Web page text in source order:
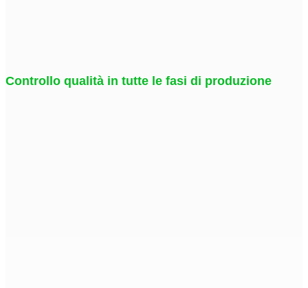
Controllo qualità in tutte le fasi di produzione